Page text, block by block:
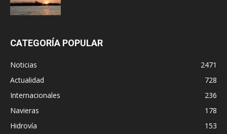
CATEGORÍA POPULAR
Noticias
2471
Actualidad
728
Internacionales
236
Navieras
178
Hidrovía
153